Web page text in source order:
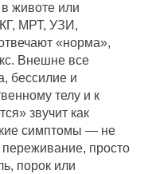
животе или
МРТ, УЗИ,
«норма»,
Внешне все
бессилие и
телу и к
звучит как
симптомы — не
просто
порок или